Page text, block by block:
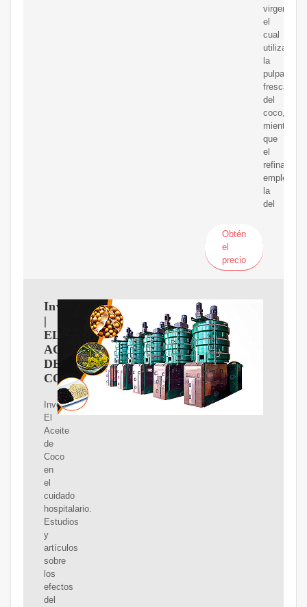
virgen,
el
cual
utiliza
la
pulpa
fresca
del
coco,
mientras
que
el
refinado
emplea
la
del
Obtén
el
precio
Investigación
|
EL
ACEITE
DE
COCO
Investigación:
El
Aceite
de
Coco
en
el
cuidado
hospitalario.
Estudios
y
artículos
sobre
los
efectos
del